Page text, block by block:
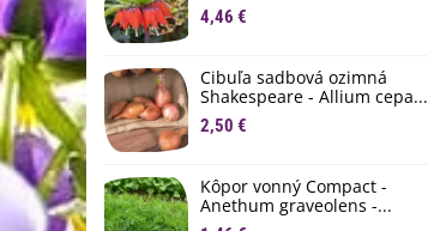
4,46 €
Cibuľa sadbová ozimná
Shakespeare - Allium cepa...
2,50 €
Kôpor vonný Compact -
Anethum graveolens -...